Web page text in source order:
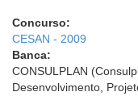
Concurso:
CESAN - 2009
Banca:
CONSULPLAN
Desenvolvimento,